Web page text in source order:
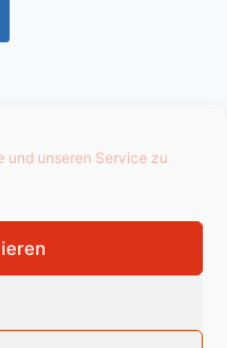
und unseren Service zu